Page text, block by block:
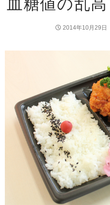
2014年10月29日